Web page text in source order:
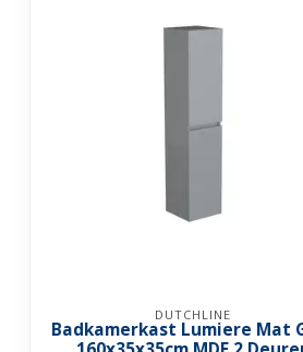
DUTCHLINE
Badkamerkast Lumiere Mat